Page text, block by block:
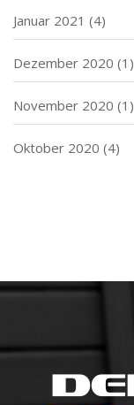
Januar 2021 (4)
Dezember 2020 (1)
November 2020 (1)
Oktober 2020 (4)